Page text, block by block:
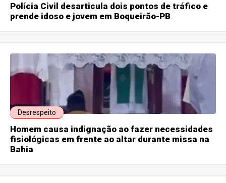
Polícia Civil desarticula dois pontos de tráfico e
prende idoso e jovem em Boqueirão-PB
Desrespeito
Homem causa indignação ao fazer necessidades
fisiológicas em frente ao altar durante missa na
Bahia